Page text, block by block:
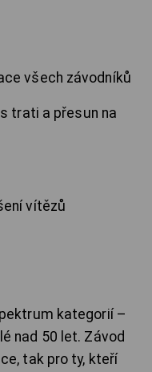
všech závodníků
trati a přesun na
vítězů
kategorií –
nad 50 let. Závod
tak pro ty, kteří